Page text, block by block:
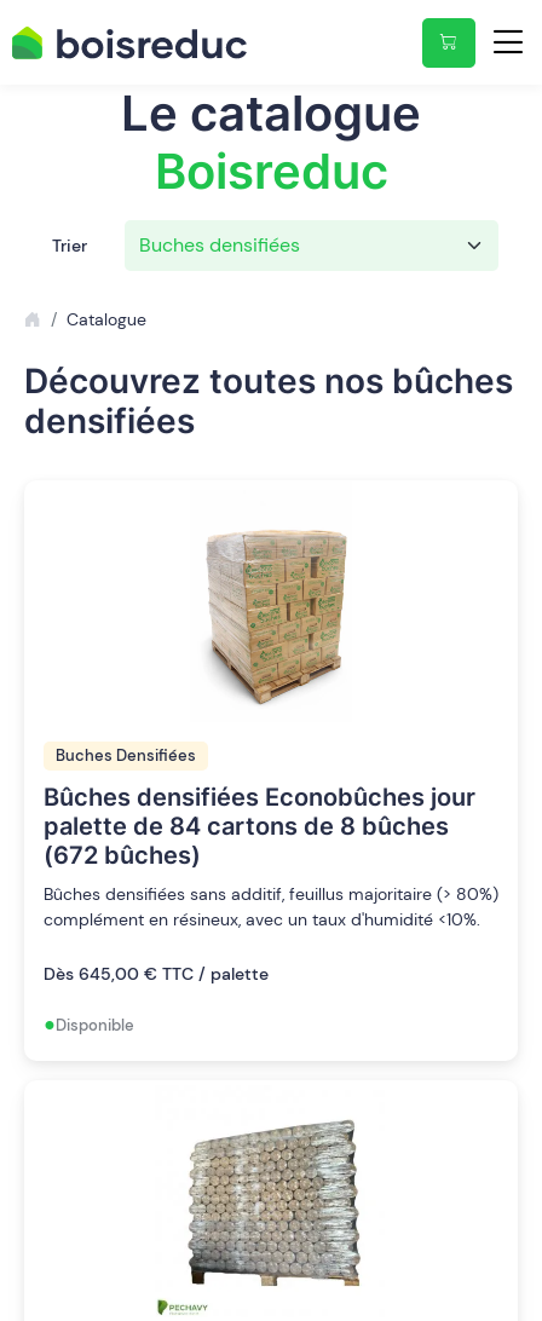
Le catalogue
Boisreduc
Trier
Catalogue
Découvrez toutes nos bûches
densifiées
Buches Densifiées
Bûches densifiées Econobûches jour
palette de 84 cartons de 8 bûches
(672 bûches)
Bûches densifiées sans additif, feuillus majoritaire (> 80%)
complément en résineux, avec un taux d'humidité <10%.
Dès 645,00 € TTC / palette
•Disponible